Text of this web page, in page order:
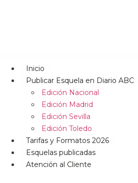
Inicio
Publicar Esquela en Diario ABC
Edición Nacional
Edición Madrid
Edición Sevilla
Edición Toledo
Tarifas y Formatos 2026
Esquelas publicadas
Atención al Cliente